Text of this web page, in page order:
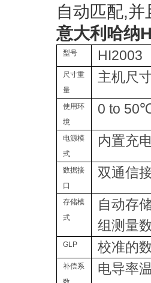
自动匹配,
意大利哈纳
型号 HI2003
尺寸重
量
主机尺
使用环
境
0 to
电源模
式
内置充
数据接
口
双通信
存储模
式
自动存
组测量
GLP 校准的
补偿系
电导率